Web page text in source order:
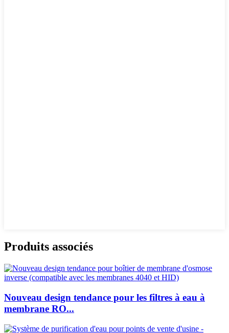
Produits associés
Nouveau design tendance pour les filtres à eau à
membrane RO...